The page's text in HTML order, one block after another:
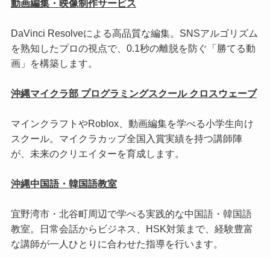
動画編集・映像制作サービス
DaVinci Resolveによる高品質な編集。SNSアルゴリズム
を熟知したプロの視点で、0.1秒の離脱を防ぐ「勝てる動
画」を構築します。
沖縄マイクラ部 プログラミングスクール クロスウェーブ
マインクラフトやRoblox、動画編集を学べる小学生向け
スクール。マイクラカップ全国入賞実績を持つ講師陣
が、未来のクリエイターを育成します。
沖縄中国語・韓国語教室
宜野湾市・北谷町周辺で学べる実践的な中国語・韓国語
教室。日常会話からビジネス、HSK対策まで、経験豊富
な講師が一人ひとりに合わせた指導を行います。